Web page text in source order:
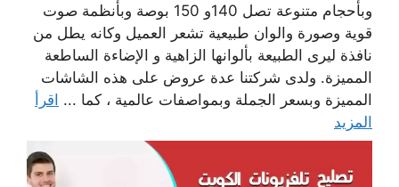
وبأحجام متنوعة تصل 140و 150 بوصة وبأنظمة صوت
قوية وصورة والوان طبيعية تشعر العميل وكانه يطل من
نافذة ليرى الطبيعة بألوانها الزاهية و الإضاءة الساطعة
المميزة. ولدى شركتنا عدة عروض على هذه الشاشات
المميزة وبسعر الجملة وبمواصفات عالمية ، كما ... اقرأ
المزيد